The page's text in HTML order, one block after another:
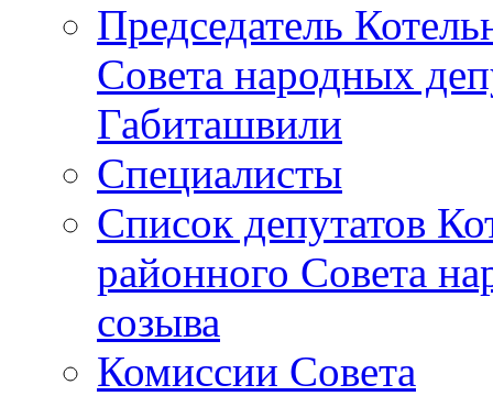
Председатель
Совета народных
Габиташвили
Специалисты
Список депутатов
районного Совета
созыва
Комиссии Совета